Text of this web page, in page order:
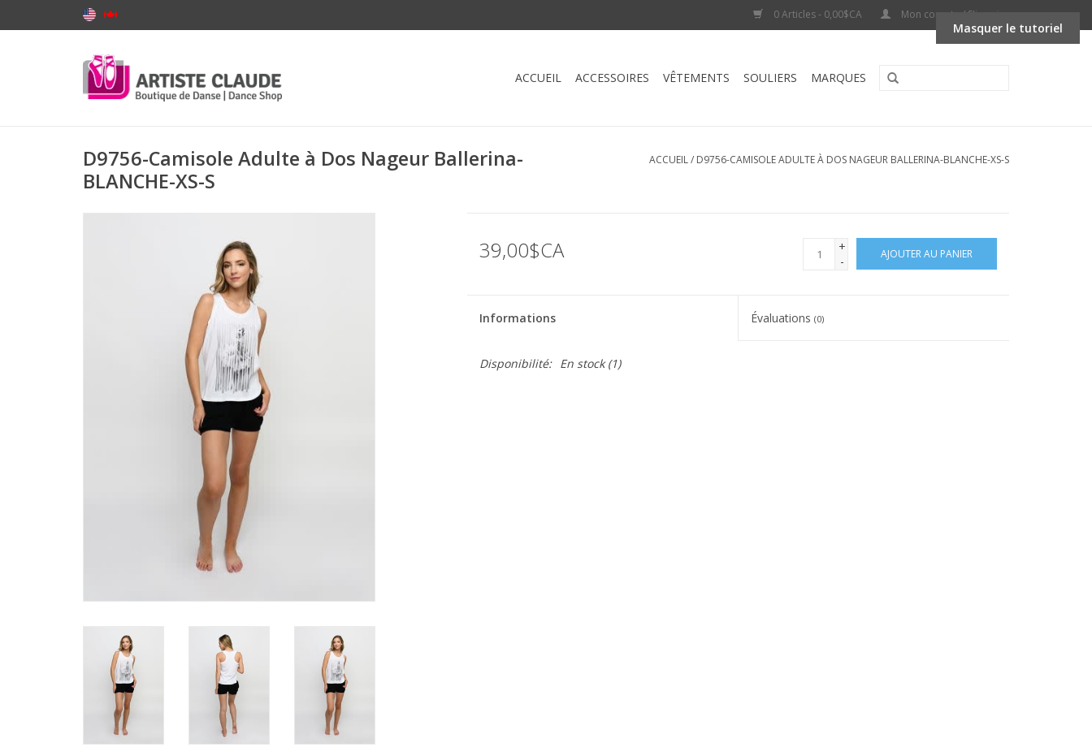
0 Articles - 0,00$CA Mon compte / S'inscrire
ACCUEIL ACCESSOIRES VÊTEMENTS SOULIERS MARQUES
D9756-Camisole Adulte à Dos Nageur Ballerina-
BLANCHE-XS-S
ACCUEIL/ D9756-CAMISOLE ADULTE À DOS NAGEUR BALLERINA-BLANCHE-XS-S
39,00$CA
+
-
AJOUTER AU PANIER
Informations Évaluations(0)
Disponibilité: En stock(1)
Masquer le tutoriel